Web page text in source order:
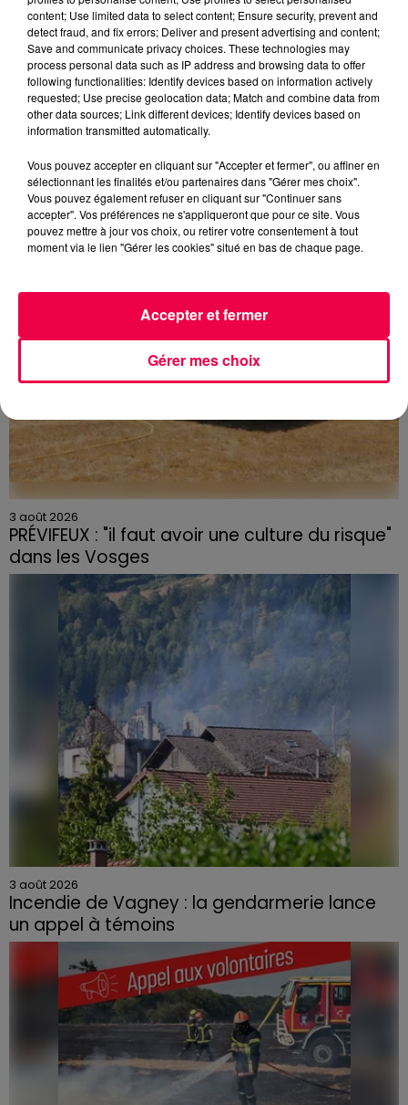
Des assiettes Linvosges rappelées pour
excès de plomb
Du plomb a été détecté dans deux assiettes en
céramique vendues entre 2020 et 2022 par Linvosges.
3 août 2026
PRÉVIFEUX : "il faut avoir une culture du risque"
dans les Vosges
3 août 2026
Incendie de Vagney : la gendarmerie lance
un appel à témoins
Le feu, parti d'une haie avant de se propager au
quartier résidentiel, avait détruit deux habitations et
contraint à l'évacuation d'une centaine de personnes.
content; Use limited data to select content; Ensure security, prevent and
detect fraud, and fix errors; Deliver and present advertising and content;
Save and communicate privacy choices. These technologies may
process personal data such as IP address and browsing data to offer
following functionalities: Identify devices based on information actively
requested; Use precise geolocation data; Match and combine data from
other data sources; Link different devices; Identify devices based on
information transmitted automatically.
Vous pouvez accepter en cliquant sur "Accepter et fermer", ou affiner en
sélectionnant les finalités et/ou partenaires dans "Gérer mes choix".
Vous pouvez également refuser en cliquant sur "Continuer sans
accepter". Vos préférences ne s'appliqueront que pour ce site. Vous
pouvez mettre à jour vos choix, ou retirer votre consentement à tout
moment via le lien "Gérer les cookies" situé en bas de chaque page.
Gérer mes choix
Accepter et fermer